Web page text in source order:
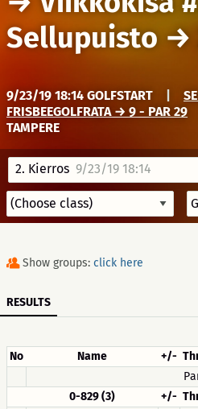
Sellupuisto →
9/23/19 18:14 GOLFSTART
FRISBEEGOLFRATA → 9 - PAR 29
TAMPERE
2. Kierros 9/23/19 18:14
Show groups: click here
RESULTS
No Name +/-
0-829 (3)
+/-